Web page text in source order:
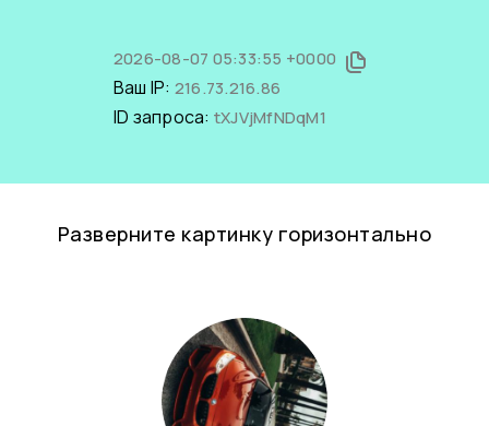
2026-08-07 05:33:55 +0000
Ваш IP: 216.73.216.86
ID запроса: tXJVjMfNDqM1
Разверните картинку горизонтально